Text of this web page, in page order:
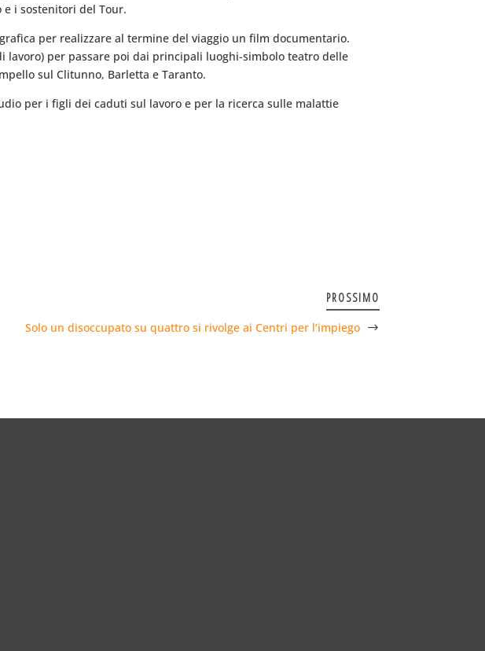
i sostenitori del Tour.
per realizzare al termine del viaggio un film documentario.
lavoro) per passare poi dai principali luoghi-simbolo teatro delle
sul Clitunno, Barletta e Taranto.
per i figli dei caduti sul lavoro e per la ricerca sulle malattie
PROSSIMO
Solo un disoccupato su quattro si rivolge ai Centri per l’impiego